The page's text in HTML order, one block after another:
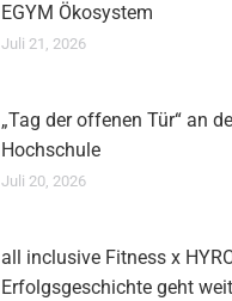
EGYM Ökosystem
Juli 21, 2026
„Tag der offenen Tür“ an
Hochschule
Juli 20, 2026
all inclusive Fitness x
Erfolgsgeschichte geht